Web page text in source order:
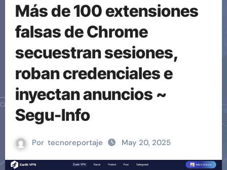
Más de 100 extensiones
falsas de Chrome
secuestran sesiones,
roban credenciales e
inyectan anuncios ~
Segu-Info
Por tecnoreportaje May 20, 2025